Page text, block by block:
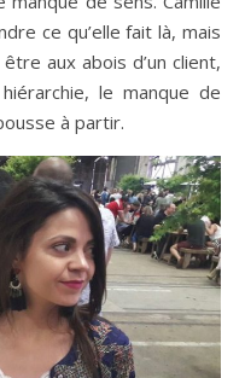
ce qu’elle fait là, mais
aux abois d’un client,
le manque de
à partir.